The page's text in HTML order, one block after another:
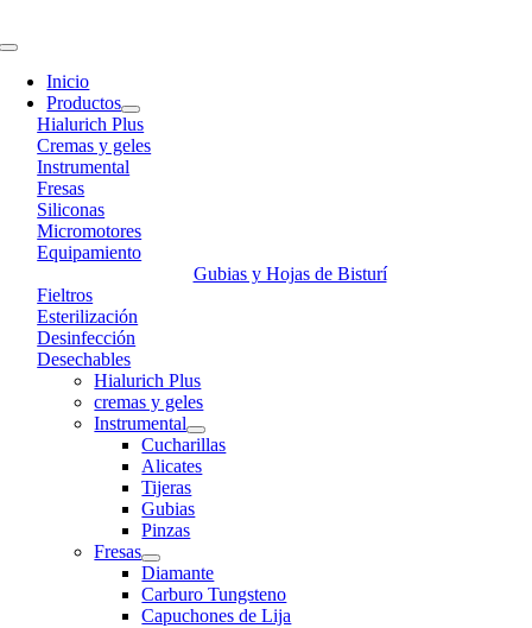
to
Toggle
Navigation
Inicio
Productos
Hialurich Plus
Cremas y geles
Instrumental
Fresas
Siliconas
Micromotores
Equipamiento
Gubias y Hojas de Bisturí
Fieltros
Esterilización
Desinfección
Desechables
Hialurich Plus
cremas y geles
Instrumental
Cucharillas
Alicates
Tijeras
Gubias
Pinzas
Fresas
Diamante
Carburo Tungsteno
Capuchones de Lija